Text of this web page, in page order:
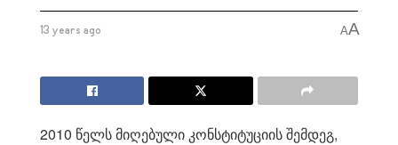
13 years ago AA
2010 წელს მიღებული კონსტიტუციის შემდეგ,